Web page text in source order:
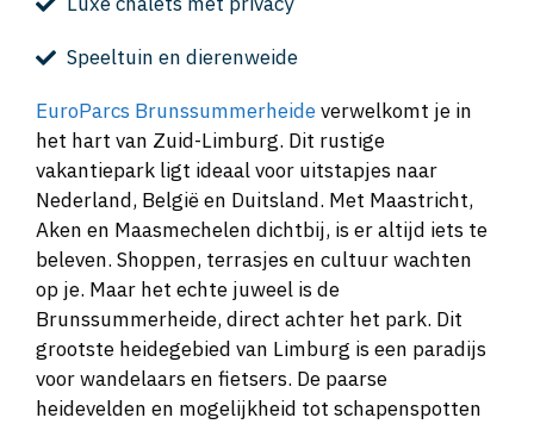
Speeltuin en dierenweide
EuroParcs Brunssummerheideverwelkomt je in
het hart van Zuid-Limburg. Dit rustige
vakantiepark ligt ideaal voor uitstapjes naar
Nederland, België en Duitsland. Met Maastricht,
Aken en Maasmechelen dichtbij, is er altijd iets te
beleven. Shoppen, terrasjes en cultuur wachten
op je. Maar het echte juweel is de
Brunssummerheide, direct achter het park. Dit
grootste heidegebied van Limburg is een paradijs
voor wandelaars en fietsers. De paarse
heidevelden en mogelijkheid tot schapenspotten